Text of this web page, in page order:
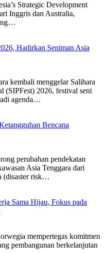
Strategic Development
Inggris dan Australia,
Hadirkan Seniman Asia
kembali menggelar Salihara
(SIPFest) 2026, festival seni
agenda…
Bencana
perubahan pendekatan
Asia Tenggara dari
(disaster risk…
Sama Hijau, Fokus pada
mempertegas komitmen
pembangunan berkelanjutan